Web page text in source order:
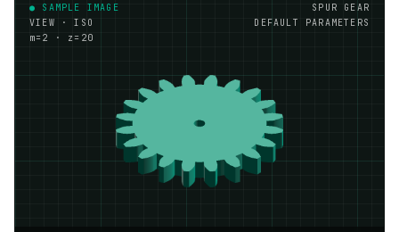
● SAMPLE IMAGE
VIEW · ISO
m=2 · z=20
SPUR GEAR
DEFAULT PARAMETERS